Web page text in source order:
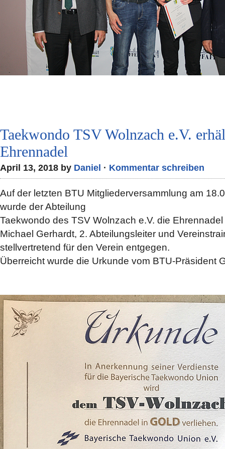
Taekwondo TSV Wolnzach e.V.
Ehrennadel
April 13, 2018 by Daniel · Kommentar schreiben
Auf der letzten BTU Mitgliederversammlung am
wurde der Abteilung
Taekwondo des TSV Wolnzach e.V. die
Michael Gerhardt, 2. Abteilungsleiter und
stellvertretend für den Verein entgegen.
Überreicht wurde die Urkunde vom BTU-Präsident